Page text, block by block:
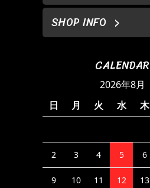
SHOP INFO
CALENDAR
2026年8月
日
月 火 水 木
2 3 4 5 6
9 10 11 12 13